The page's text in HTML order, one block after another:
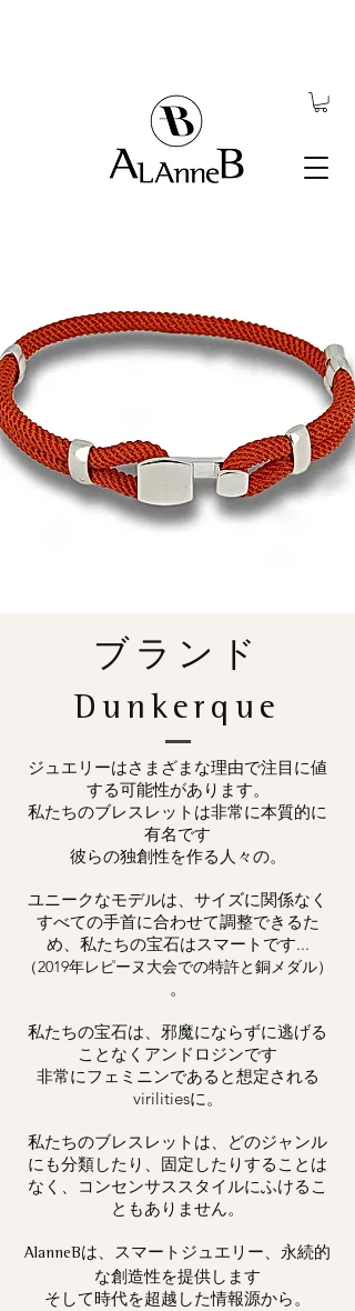
ブランド
Dunkerque
ジュエリーはさまざまな理由で注目に値
する可能性があります。
私たちのブレスレットは非常に本質的に
有名です
彼らの独創性を作る人々の。
ユニークなモデルは、サイズに関係なく
すべての手首に合わせて調整できるた
め、私たちの宝石はスマートです...
（2019年レピーヌ大会での特許と銅メダル）
。
私たちの宝石は、邪魔にならずに逃げる
ことなくアンドロジンです
非常にフェミニンであると想定される
virilitiesに。
私たちのブレスレットは、どのジャンル
にも分類したり、固定したりすることは
なく、コンセンサススタイルにふけるこ
ともありません。
AlanneBは、スマートジュエリー、永続的
な創造性を提供します
そして時代を超越した情報源から。